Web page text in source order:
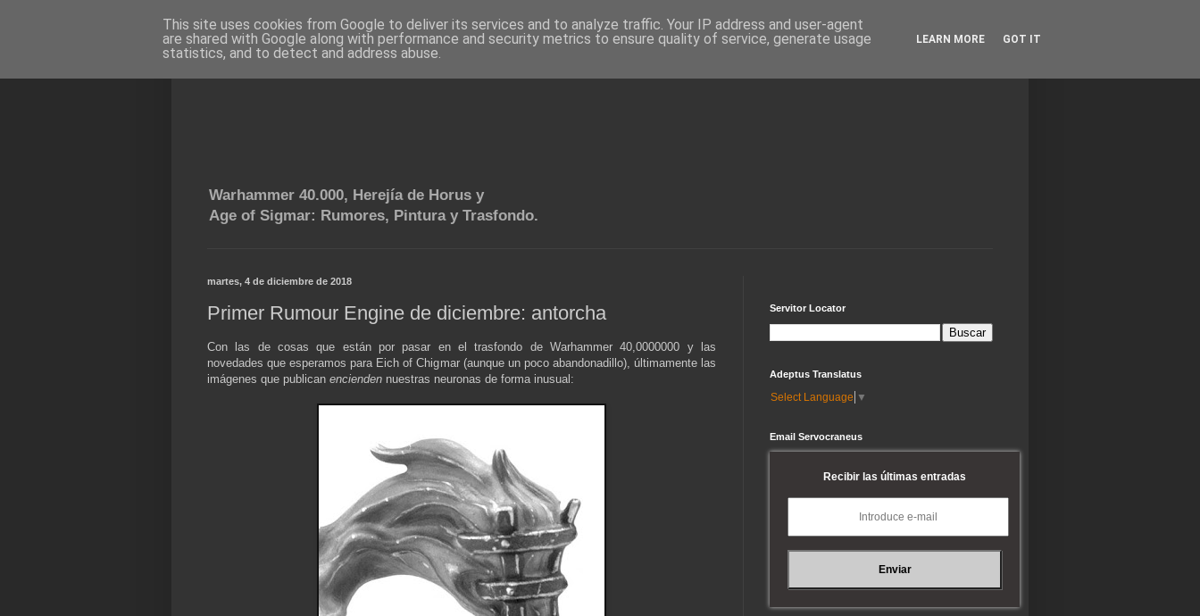
Warhammer 40.000, Herejía de Horus y
Age of Sigmar: Rumores, Pintura y Trasfondo.
martes, 4 de diciembre de 2018
Primer Rumour Engine de diciembre: antorcha
Con las de cosas que están por pasar en el trasfondo de Warhammer 40,0000000 y las
novedades que esperamos para Eich of Chigmar (aunque un poco abandonadillo), últimamente las
imágenes que publican encienden nuestras neuronas de forma inusual:
Servitor Locator
Adeptus Translatus
Select Language ▼
Email Servocraneus
Recibir las últimas entradas
This site uses cookies from Google to deliver its services and to analyze traffic. Your IP address and user-agent
are shared with Google along with performance and security metrics to ensure quality of service, generate usage
statistics, and to detect and address abuse.
LEARN MORE GOT IT